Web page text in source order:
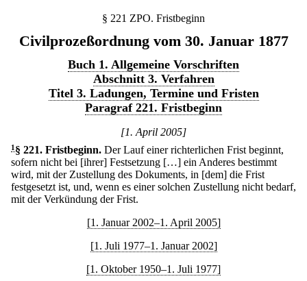
§ 221 ZPO. Fristbeginn
Civilprozeßordnung vom 30. Januar 1877
Buch 1. Allgemeine Vorschriften
Abschnitt 3. Verfahren
Titel 3. Ladungen, Termine und Fristen
Paragraf 221. Fristbeginn
[1. April 2005]
1 § 221. Fristbeginn. Der Lauf einer richterlichen Frist beginnt,
sofern nicht bei [ihrer] Festsetzung […] ein Anderes bestimmt
wird, mit der Zustellung des Dokuments, in [dem] die Frist
festgesetzt ist, und, wenn es einer solchen Zustellung nicht bedarf,
mit der Verkündung der Frist.
[1. Januar 2002–1. April 2005]
[1. Juli 1977–1. Januar 2002]
[1. Oktober 1950–1. Juli 1977]